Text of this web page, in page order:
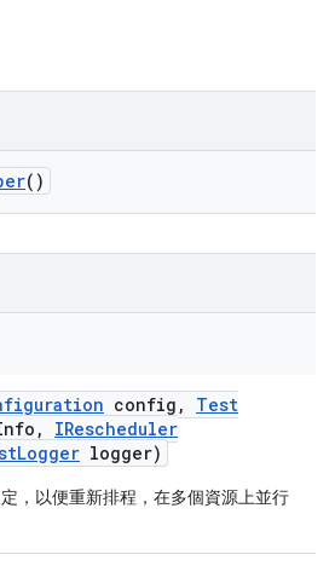
()
config ,
Test
,
IRescheduler
Logger logger)
，以便重新排程，在多個資源上並行